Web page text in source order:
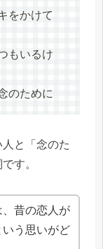
をかけて
もいるけ
のために
と「念のた
す。
昔の恋人が
う思いがど